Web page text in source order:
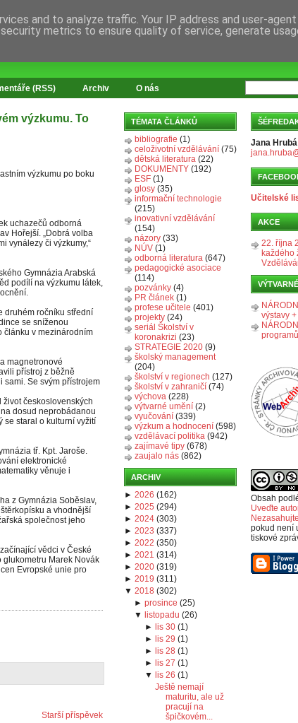
(RSS) Archiv O nás
výzkumu. To
výzkumu po boku
uchazečů odborná
Hořejší. „Dobrá volba
vynálezy či výzkumy,“
Gymnázia Arabská
podílí na výzkumu látek,
druhém ročníku střední
se sníženou
článku v mezinárodním
magnetronové
přístroj z běžně
sami. Se svým přístrojem
československých
dosud neprobádanou
se staral o kulturní vyžití
tř. Kpt. Jaroše.
elektronické
věnuje i
z Gymnázia Soběslav,
a vhodnější
společnost jeho
vědci v České
Marek Novák
Evropské unie pro
Starší příspěvek
TÉMATA ČLÁNKŮ
bibliografie (1)
celoživotní vzdělávání (75)
dětská literatura (22)
DOKUMENTY (192)
ESF (1)
glosy (35)
informační technologie
(215)
inovativní vzdělávání
(154)
názory (33)
NÚV (1)
odborná literatura (647)
pedagogické asociace
(114)
pozvánky (4)
PR článek (1)
profese učitele (401)
projekty (24)
seriál Školství v
koronakrizi (23)
STRATEGIE 2020 (9)
školský management
(204)
školství v regionech (127)
školství v zahraničí (74)
výchova (228)
výtvarné umění (2)
vyučování (339)
výzkum a hodnocení (598)
vzdělávací politika (942)
zajímavé tipy (678)
zaujalo nás (862)
ARCHIV
► 2026 (162)
► 2025 (294)
► 2024 (303)
► 2023 (337)
► 2022 (350)
► 2021 (314)
► 2020 (319)
► 2019 (311)
▼ 2018 (302)
►prosince (25)
▼ listopadu (26)
► lis 30(1)
► lis 29 (1)
► lis 28 (1)
► lis 27 (1)
▼ lis 26 (1)
Ještě nemají
maturitu, ale už
pracují na
špičkovém...
Jana Hrubá
Učitelské
AKCE
22. října
každého
výstavy
Obsah
Uveďte
pokud není
tiskové
and to analyze traffic. Your IP address and user-agent
metrics to ensure quality of service, generate